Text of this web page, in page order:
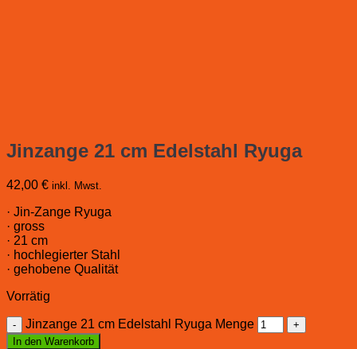
Jinzange 21 cm Edelstahl Ryuga
42,00 € inkl. Mwst.
· Jin-Zange Ryuga
· gross
· 21 cm
· hochlegierter Stahl
· gehobene Qualität
Vorrätig
Jinzange 21 cm Edelstahl Ryuga Menge
In den Warenkorb